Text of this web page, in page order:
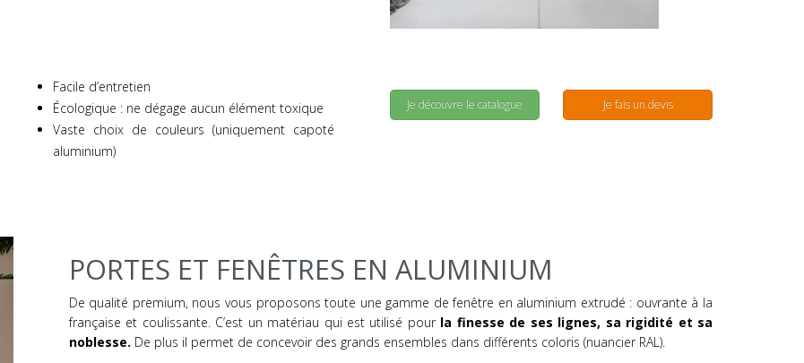
Facile d’entretien
Écologique : ne dégage aucun élément toxique
Vaste choix de couleurs (uniquement capoté
aluminium)
Je découvre le catalogue Je fais un devis
PORTES ET FENÊTRES EN ALUMINIUM
De qualité premium, nous vous proposons toute une gamme de fenêtre en aluminium extrudé : ouvrante à la
française et coulissante. C’est un matériau qui est utilisé pour la finesse de ses lignes, sa rigidité et sa
noblesse. De plus il permet de concevoir des grands ensembles dans différents coloris (nuancier RAL).